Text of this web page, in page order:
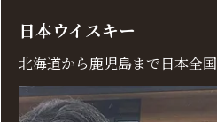
日本ウイスキー
北海道から鹿児島まで日本全国